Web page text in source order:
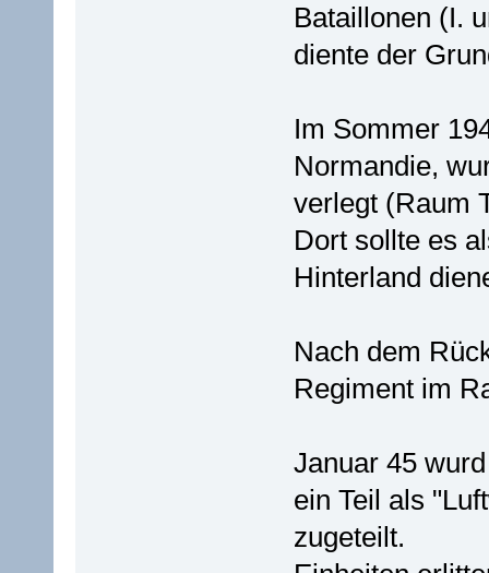
Bataillonen (I.
diente der
Im Sommer
Normandie,
verlegt (Raum
Dort sollte es
Hinterland
Nach dem
Regiment im
Januar 45
ein Teil als
zugeteilt.